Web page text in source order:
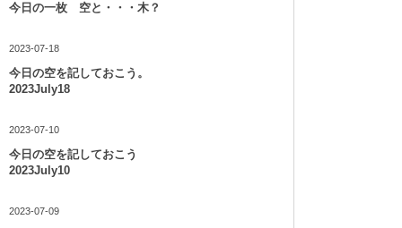
今日の一枚 空と・・・木？
2023-07-18
今日の空を記しておこう。
2023July18
2023-07-10
今日の空を記しておこう
2023July10
2023-07-09